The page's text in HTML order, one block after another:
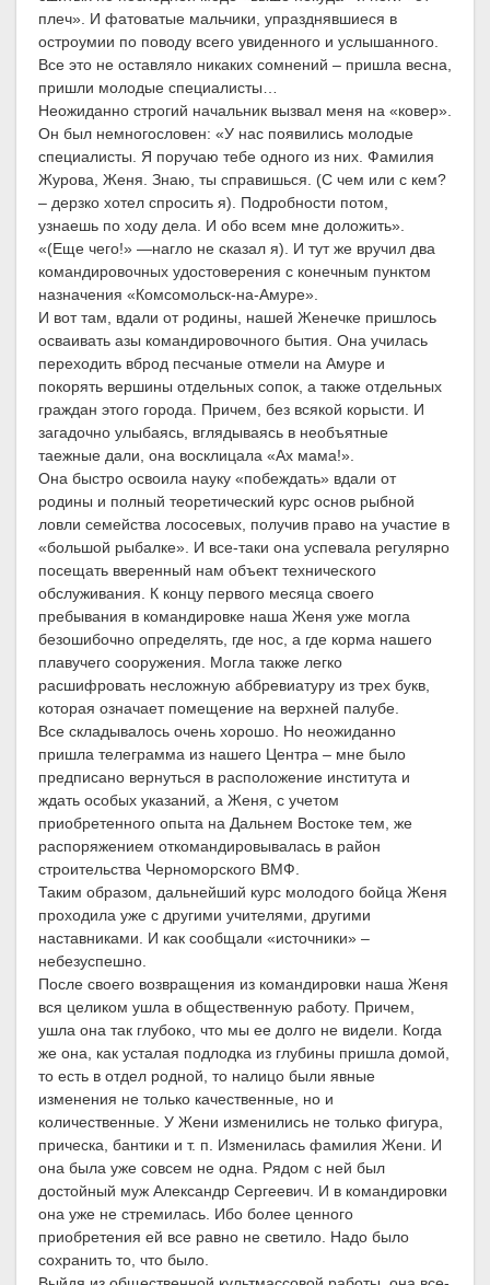
плеч». И фатоватые мальчики, упразднявшиеся в
остроумии по поводу всего увиденного и услышанного.
Все это не оставляло никаких сомнений – пришла весна,
пришли молодые специалисты…
Неожиданно строгий начальник вызвал меня на «ковер».
Он был немногословен: «У нас появились молодые
специалисты. Я поручаю тебе одного из них. Фамилия
Журова, Женя. Знаю, ты справишься. (С чем или с кем?
– дерзко хотел спросить я). Подробности потом,
узнаешь по ходу дела. И обо всем мне доложить».
«(Еще чего!» —нагло не сказал я). И тут же вручил два
командировочных удостоверения с конечным пунктом
назначения «Комсомольск-на-Амуре».
И вот там, вдали от родины, нашей Женечке пришлось
осваивать азы командировочного бытия. Она училась
переходить вброд песчаные отмели на Амуре и
покорять вершины отдельных сопок, а также отдельных
граждан этого города. Причем, без всякой корысти. И
загадочно улыбаясь, вглядываясь в необъятные
таежные дали, она восклицала «Ах мама!».
Она быстро освоила науку «побеждать» вдали от
родины и полный теоретический курс основ рыбной
ловли семейства лососевых, получив право на участие в
«большой рыбалке». И все-таки она успевала регулярно
посещать вверенный нам объект технического
обслуживания. К концу первого месяца своего
пребывания в командировке наша Женя уже могла
безошибочно определять, где нос, а где корма нашего
плавучего сооружения. Могла также легко
расшифровать несложную аббревиатуру из трех букв,
которая означает помещение на верхней палубе.
Все складывалось очень хорошо. Но неожиданно
пришла телеграмма из нашего Центра – мне было
предписано вернуться в расположение института и
ждать особых указаний, а Женя, с учетом
приобретенного опыта на Дальнем Востоке тем, же
распоряжением откомандировывалась в район
строительства Черноморского ВМФ.
Таким образом, дальнейший курс молодого бойца Женя
проходила уже с другими учителями, другими
наставниками. И как сообщали «источники» –
небезуспешно.
После своего возвращения из командировки наша Женя
вся целиком ушла в общественную работу. Причем,
ушла она так глубоко, что мы ее долго не видели. Когда
же она, как усталая подлодка из глубины пришла домой,
то есть в отдел родной, то налицо были явные
изменения не только качественные, но и
количественные. У Жени изменились не только фигура,
прическа, бантики и т. п. Изменилась фамилия Жени. И
она была уже совсем не одна. Рядом с ней был
достойный муж Александр Сергеевич. И в командировки
она уже не стремилась. Ибо более ценного
приобретения ей все равно не светило. Надо было
сохранить то, что было.